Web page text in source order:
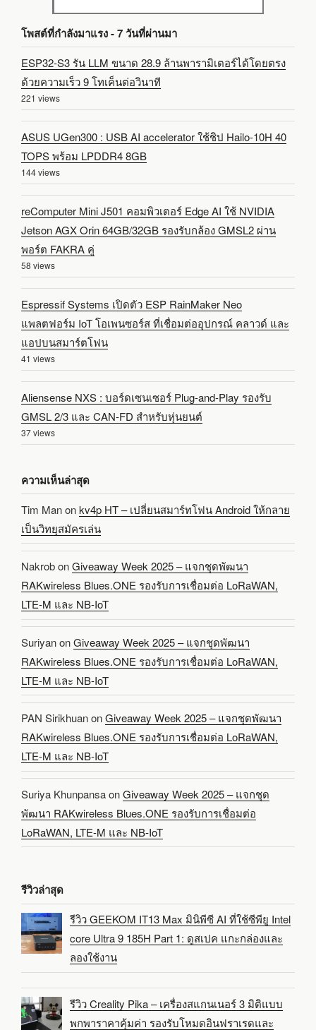
โพสต์ที่กำลังมาแรง - 7 วันที่ผ่านมา
ESP32-S3 รัน LLM ขนาด 28.9 ล้านพารามิเตอร์ได้โดยตรง
ด้วยความเร็ว 9 โทเค็นต่อวินาที
221 views
ASUS UGen300 : USB AI accelerator ใช้ชิป Hailo-10H 40
TOPS พร้อม LPDDR4 8GB
144 views
reComputer Mini J501 คอมพิวเตอร์ Edge AI ใช้ NVIDIA
Jetson AGX Orin 64GB/32GB รองรับกล้อง GMSL2 ผ่าน
พอร์ต FAKRA คู่
58 views
Espressif Systems เปิดตัว ESP RainMaker Neo
แพลตฟอร์ม IoT โอเพนซอร์ส ที่เชื่อมต่ออุปกรณ์ คลาวด์ และ
แอปบนสมาร์ตโฟน
41 views
Aliensense NXS : บอร์ดเซนเซอร์ Plug-and-Play รองรับ
GMSL 2/3 และ CAN-FD สำหรับหุ่นยนต์
37 views
ความเห็นล่าสุด
Tim Manonkv4p HT – เปลี่ยนสมาร์ทโฟน Android ให้กลาย
เป็นวิทยุสมัครเล่น
NakrobonGiveaway Week 2025 – แจกชุดพัฒนา
RAKwireless Blues.ONE รองรับการเชื่อมต่อ LoRaWAN,
LTE-M และ NB-IoT
SuriyanonGiveaway Week 2025 – แจกชุดพัฒนา
RAKwireless Blues.ONE รองรับการเชื่อมต่อ LoRaWAN,
LTE-M และ NB-IoT
PAN SirikhuanonGiveaway Week 2025 – แจกชุดพัฒนา
RAKwireless Blues.ONE รองรับการเชื่อมต่อ LoRaWAN,
LTE-M และ NB-IoT
Suriya KhunpansaonGiveaway Week 2025 – แจกชุด
พัฒนา RAKwireless Blues.ONE รองรับการเชื่อมต่อ
LoRaWAN, LTE-M และ NB-IoT
รีวิวล่าสุด
รีวิว GEEKOM IT13 Max มินิพีซี AI ที่ใช้ซีพียู Intel
core Ultra 9 185H Part 1: ดูสเปค แกะกล่องและ
ลองใช้งาน
รีวิว Creality Pika – เครื่องสแกนเนอร์ 3 มิติแบบ
พกพาราคาคุ้มค่า รองรับโหมดอินฟราเรดและ